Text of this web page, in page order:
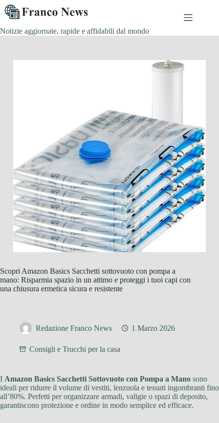
Salta
al
contenuto
Notizie aggiornate, rapide e affidabili dal mondo
Scopri Amazon Basics Sacchetti sottovuoto con pompa a
mano: Risparmia spazio in un attimo e proteggi i tuoi capi con
una chiusura ermetica sicura e resistente
Redazione Franco News 1 Marzo 2026
Consigli e Trucchi per la casa
I Amazon Basics Sacchetti Sottovuoto con Pompa a Mano sono
ideali per ridurre il volume di vestiti, lenzuola e tessuti ingombranti fino
all’80%. Perfetti per organizzare armadi, valigie o spazi di deposito,
garantiscono protezione e ordine in modo semplice ed efficace.